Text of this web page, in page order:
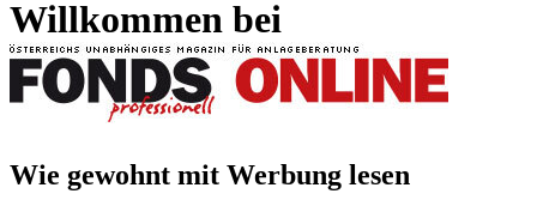
Willkommen bei
Wie gewohnt mit Werbung lesen